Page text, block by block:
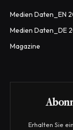
Medien Daten_EN
Medien Daten_DE
Magazine
Erhalten Sie